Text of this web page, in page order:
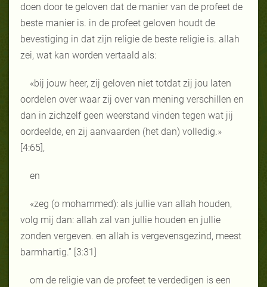
doen door te geloven dat de manier van de profeet de
beste manier is. in de profeet geloven houdt de
bevestiging in dat zijn religie de beste religie is. allah
zei, wat kan worden vertaald als:
«bij jouw heer, zij geloven niet totdat zij jou laten
oordelen over waar zij over van mening verschillen en
dan in zichzelf geen weerstand vinden tegen wat jij
oordeelde, en zij aanvaarden (het dan) volledig.»
[4:65],
en
«zeg (o mohammed): als jullie van allah houden,
volg mij dan: allah zal van jullie houden en jullie
zonden vergeven. en allah is vergevensgezind, meest
barmhartig.” [3:31]
om de religie van de profeet te verdedigen is een